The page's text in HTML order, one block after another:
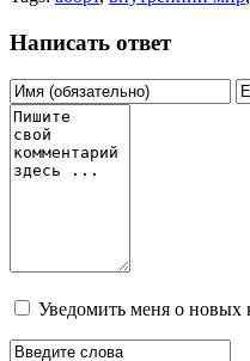
Написать ответ
Уведомить меня о новых